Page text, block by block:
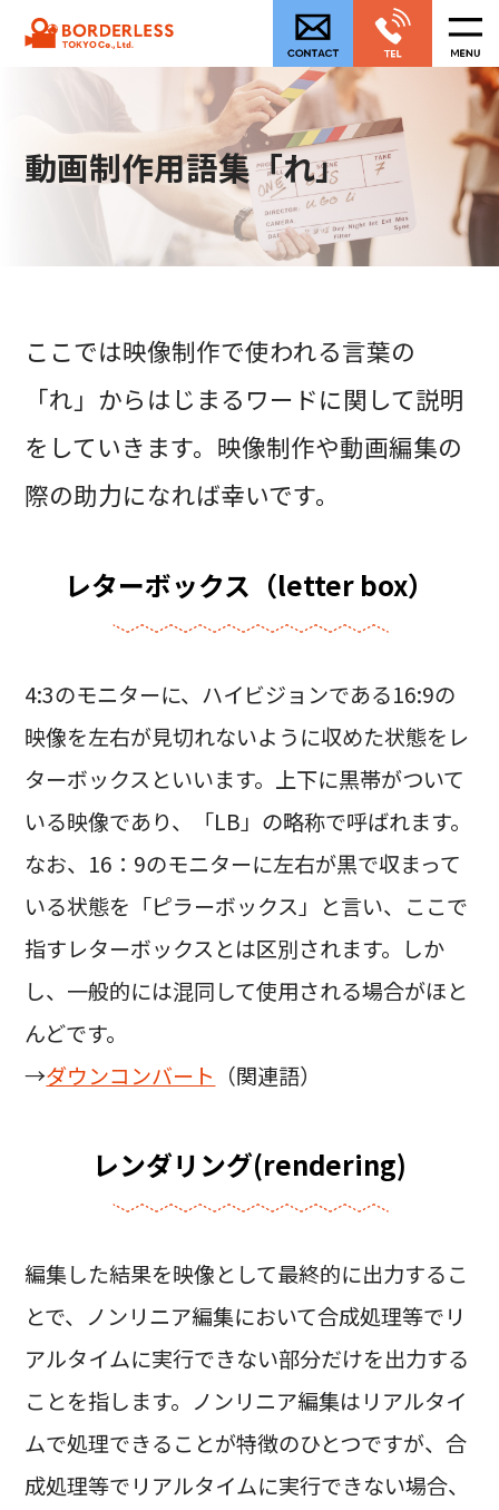
動画制作用語集「れ」
ここでは映像制作で使われる言葉の
「れ」からはじまるワードに関して説明
をしていきます。映像制作や動画編集の
際の助力になれば幸いです。
レターボックス（letter box）
4:3のモニターに、ハイビジョンである16:9の
映像を左右が見切れないように収めた状態をレ
ターボックスといいます。上下に黒帯がついて
いる映像であり、「LB」の略称で呼ばれます。
なお、16：9のモニターに左右が黒で収まって
いる状態を「ピラーボックス」と言い、ここで
指すレターボックスとは区別されます。しか
し、一般的には混同して使用される場合がほと
んどです。
→ダウンコンバート （関連語）
レンダリング(rendering)
編集した結果を映像として最終的に出力するこ
とで、ノンリニア編集において合成処理等でリ
アルタイムに実行できない部分だけを出力する
ことを指します。ノンリニア編集はリアルタイ
ムで処理できることが特徴のひとつですが、合
成処理等でリアルタイムに実行できない場合、